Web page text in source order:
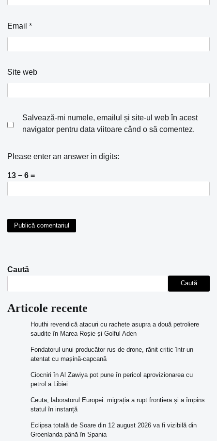
Email *
Site web
Salvează-mi numele, emailul și site-ul web în acest
navigator pentru data viitoare când o să comentez.
Please enter an answer in digits:
13 − 6 =
Caută
Caută
Articole recente
Houthi revendică atacuri cu rachete asupra a două petroliere
saudite în Marea Roșie și Golful Aden
Fondatorul unui producător rus de drone, rănit critic într-un
atentat cu mașină-capcană
Ciocniri în Al Zawiya pot pune în pericol aprovizionarea cu
petrol a Libiei
Ceuta, laboratorul Europei: migrația a rupt frontiera și a împins
statul în instanță
Eclipsa totală de Soare din 12 august 2026 va fi vizibilă din
Groenlanda până în Spania